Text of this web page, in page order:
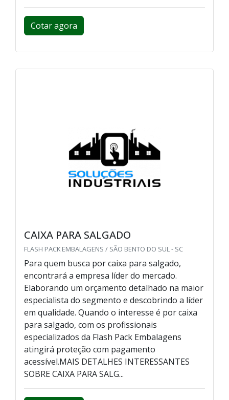
Cotar agora
CAIXA PARA SALGADO
FLASH PACK EMBALAGENS / SÃO BENTO DO SUL - SC
Para quem busca por caixa para salgado,
encontrará a empresa líder do mercado.
Elaborando um orçamento detalhado na maior
especialista do segmento e descobrindo a líder
em qualidade. Quando o interesse é por caixa
para salgado, com os profissionais
especializados da Flash Pack Embalagens
atingirá proteção com pagamento
acessível.MAIS DETALHES INTERESSANTES
SOBRE CAIXA PARA SALG...